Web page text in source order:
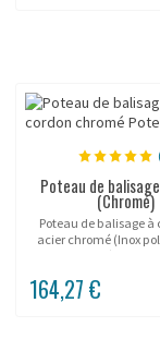
Poteau de
(Chromé)
Poteau de balisage à
acier chromé (Inox
(cordon à
164,27 €